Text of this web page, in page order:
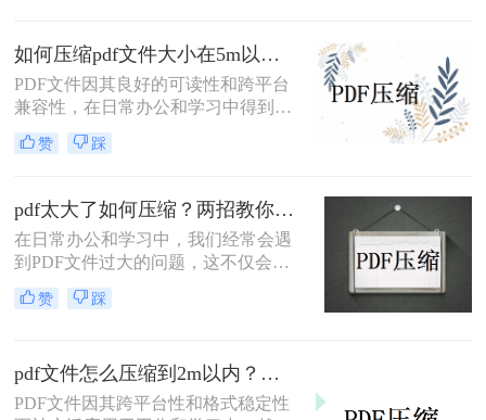
如何压缩pdf文件大小在5m以内？分享二个实用压缩方法！
PDF文件因其良好的可读性和跨平台
兼容性，在日常办公和学习中得到了
广泛应用。然而，有时过大的PDF文
件会给传输和存储带来不便。那么如
文将介绍两种实用的方法，帮助你将
PDF文件大小压缩到5M以内。
赞 踩
pdf太大了如何压缩？两招教你轻松压缩！
在日常办公和学习中，我们经常会遇
到PDF文件过大的问题，这不仅会占
用大量存储空间，还会影响文件的传
输速度。那么pdf太大了如何压缩呢？
赞 踩
pdf文件怎么压缩到2m以内？快来学习这3种压缩方法！
PDF文件因其跨平台性和格式稳定性